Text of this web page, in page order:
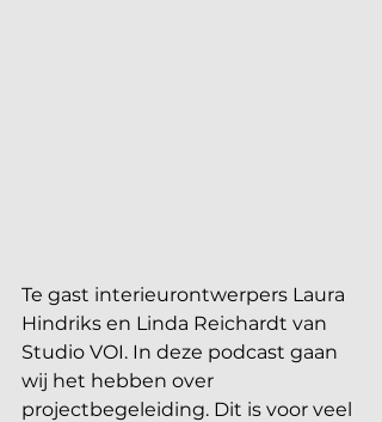
Te gast interieurontwerpers Laura
Hindriks en Linda Reichardt van
Studio VOI. In deze podcast gaan
wij het hebben over
projectbegeleiding. Dit is voor veel